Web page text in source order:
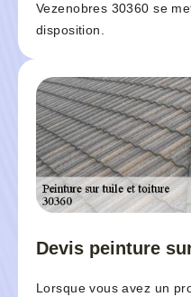
Vezenobres 30360 se
disposition.
Devis peinture
Lorsque vous avez un